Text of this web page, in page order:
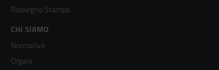
Rassegna Stampa
Footer
menù
CHI SIAMO
Normativa
Organi